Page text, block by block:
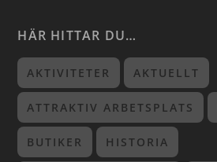
HÄR HITTAR DU…
AKTIVITETER AKTUELLT
ATTRAKTIV ARBETSPLATS
BUTIKER HISTORIA